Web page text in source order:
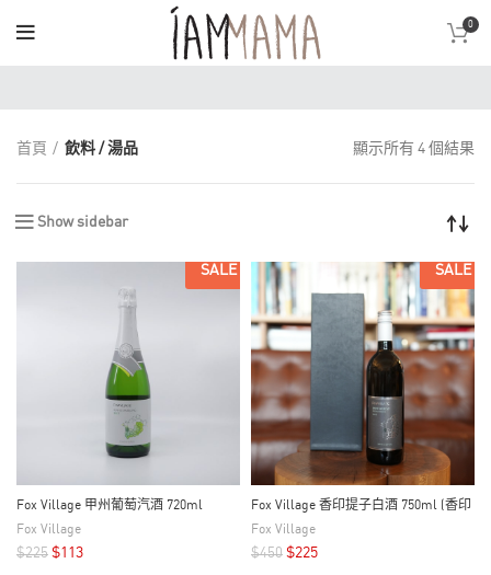
0
首頁 飲料 / 湯品 顯示所有 4 個結果
Show sidebar
SALE
Fox Village 甲州葡萄汽酒 720ml
Fox Village
$225 $113
SALE
Fox Village 香印提子白酒 750ml (香印
葡萄)
Fox Village
$450 $225